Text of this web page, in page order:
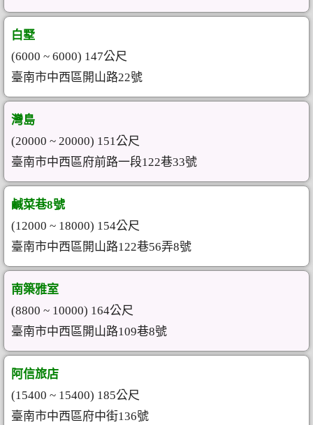
白墅
(6000 ~ 6000) 147公尺
臺南市中西區開山路22號
灣島
(20000 ~ 20000) 151公尺
臺南市中西區府前路一段122巷33號
鹹菜巷8號
(12000 ~ 18000) 154公尺
臺南市中西區開山路122巷56弄8號
南築雅室
(8800 ~ 10000) 164公尺
臺南市中西區開山路109巷8號
阿信旅店
(15400 ~ 15400) 185公尺
臺南市中西區府中街136號